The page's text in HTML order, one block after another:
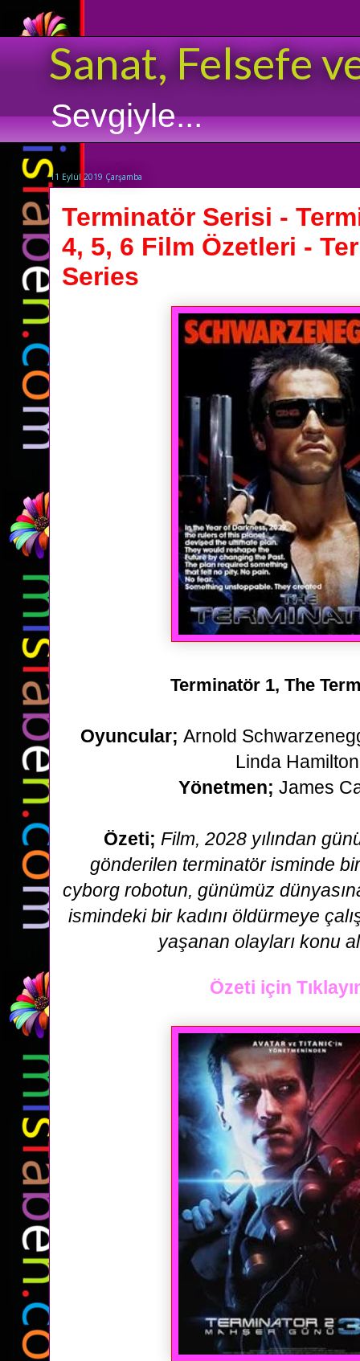
Sanat, Felsefe
Sevgiyle...
11 Eylül 2019 Çarşamba
Terminatör Serisi -
4, 5, 6 Film Özetleri -
Series
Terminatör 1, The
Oyuncular; Arnold
Linda Hamilton
Yönetmen; James
Özeti; Film, 2028 yılından
gönderilen terminatör isminde
cyborg robotun, günümüz
ismindeki bir kadını öldürmeye
yaşanan olayları konu
Özeti için